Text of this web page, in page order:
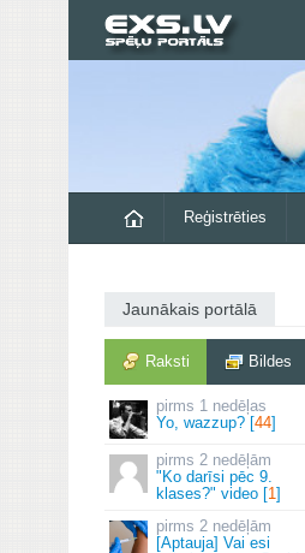
Reģistrēties
Jaunākais portālā
Raksti Bildes
1 nedēļas
Yo, wazzup? [44]
2 nedēļām
"Ko darīsi pēc 9.
klases?" video [1]
2 nedēļām
[Aptauja] Vai esi